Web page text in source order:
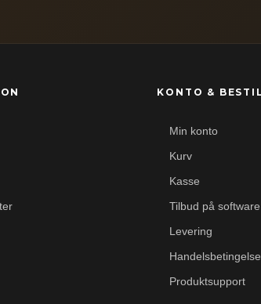
KONTO &
Min konto
Kurv
Kasse
Tilbud på software
Levering
Produktsupport